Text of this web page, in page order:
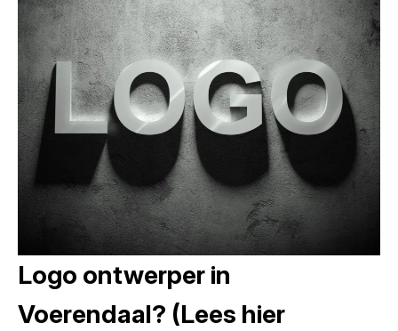
Logo ontwerper in
Voerendaal? (Lees hier